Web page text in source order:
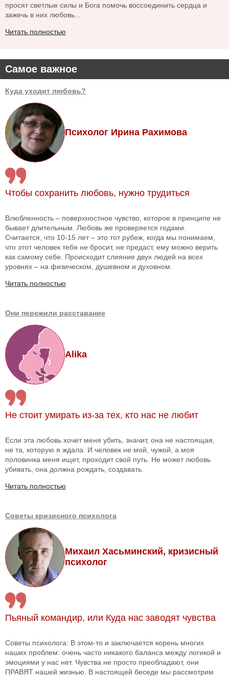
Самое важное
Куда уходит любовь?
Психолог Ирина Рахимова
Чтобы сохранить любовь, нужно трудиться
Влюбленность – поверхностное чувство, которое в принципе не
бывает длительным. Любовь же проверяется годами.
Считается, что 10-15 лет – это тот рубеж, когда мы понимаем,
что этот человек тебя не бросит, не предаст, ему можно верить
как самому себе. Происходит слияние двух людей на всех
уровнях – на физическом, душевном и духовном.
Читать полностью
Они пережили расставание
Alika
Не стоит умирать из-за тех, кто нас не любит
Если эта любовь хочет меня убить, значит, она не настоящая,
не та, которую я ждала. И человек не мой, чужой, а моя
половинка меня ищет, проходит свой путь. Не может любовь
убивать, она должна рождать, создавать.
Читать полностью
Советы кризисного психолога
Михаил Хасьминский, кризисный
психолог
Пьяный командир, или Куда нас заводят чувства
Советы психолога: В этом-то и заключается корень многих
наших проблем: очень часто никакого баланса между логикой и
эмоциями у нас нет. Чувства не просто преобладают, они
ПРАВЯТ нашей жизнью. В настоящей беседе мы рассмотрим
просят светлые силы и Бога помочь воссоединить сердца и
зажечь в них любовь...
Читать полностью